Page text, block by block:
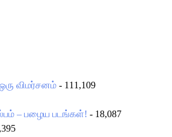
விமர்சனம் - 111,109
– பழைய படங்கள்! - 18,087